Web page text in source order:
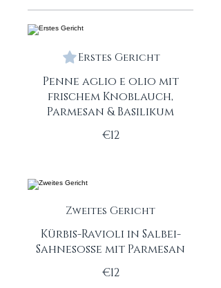
Erstes Gericht
Penne aglio e olio mit
frischem Knoblauch,
Parmesan & Basilikum
€12
Zweites Gericht
Kürbis-Ravioli in Salbei-
Sahnesoße mit Parmesan
€12